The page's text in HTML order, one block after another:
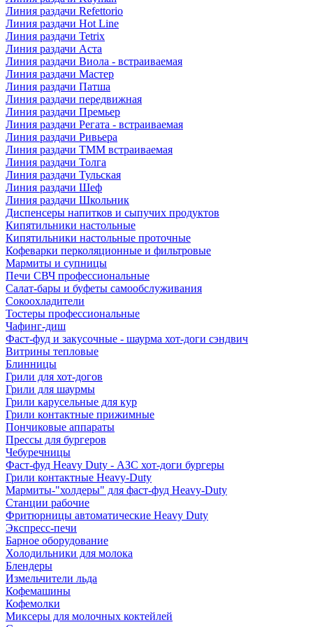
Линия раздачи Refettorio
Линия раздачи Hot Line
Линия раздачи Tetrix
Линия раздачи Аста
Линия раздачи Виола - встраиваемая
Линия раздачи Мастер
Линия раздачи Патша
Линия раздачи передвижная
Линия раздачи Премьер
Линия раздачи Регата - встраиваемая
Линия раздачи Ривьера
Линия раздачи ТММ встраиваемая
Линия раздачи Толга
Линия раздачи Тульская
Линия раздачи Шеф
Линия раздачи Школьник
Диспенсеры напитков и сыпучих продуктов
Кипятильники настольные
Кипятильники настольные проточные
Кофеварки перколяционные и фильтровые
Мармиты и супницы
Печи СВЧ профессиональные
Салат-бары и буфеты самообслуживания
Сокоохладители
Тостеры профессиональные
Чафинг-диш
Фаст-фуд и закусочные - шаурма хот-доги сэндвич
Витрины тепловые
Блинницы
Грили для хот-догов
Грили для шаурмы
Грили карусельные для кур
Грили контактные прижимные
Пончиковые аппараты
Прессы для бургеров
Чебуречницы
Фаст-фуд Heavy Duty - АЗС хот-доги бургеры
Грили контактные Heavy-Duty
Мармиты-"холдеры" для фаст-фуд Heavy-Duty
Станции рабочие
Фритюрницы автоматические Heavy Duty
Экспресс-печи
Барное оборудование
Холодильники для молока
Блендеры
Измельчители льда
Кофемашины
Кофемолки
Миксеры для молочных коктейлей